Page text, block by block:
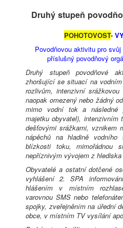
Druhý stupeň
POHOTOVOST-
Povodňovou aktivitu pro
příslušný povodňový
Druhý stupeň povodňové
zhoršující se situací na
rozlivům, intenzivní
naopak omezený nebo žádný
mimo vodní tok a následné
majetku obyvatel), intenzivním
dešťovými srážkami, vznikem
nápěchů na hladině
blízkosti toku, mimořádnou
nepříznivým vývojem z hlediska
Obyvatelé a ostatní dotčené
vyhlášení 2. SPA
hlášením v místním
varovnou SMS nebo
spojky, zveřejněním na úřední
obce, v místním TV vysílání